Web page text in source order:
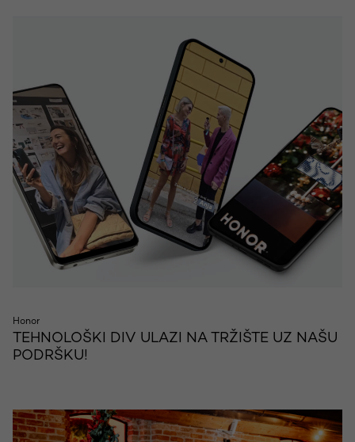
Honor
TEHNOLOŠKI DIV ULAZI NA TRŽIŠTE UZ NAŠU
PODRŠKU!